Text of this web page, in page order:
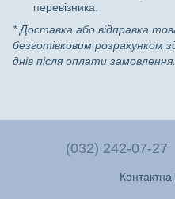
перевізника.
* Доставка або відправка
безготівковим розрахунком
днів після оплати замовлення.
(032) 242-07-27